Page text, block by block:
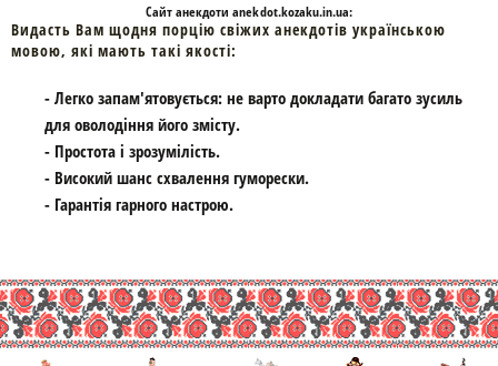
Cайтанекдоти anekdot.kozaku.in.ua:
Видасть Вам щодня порцію свіжих анекдотів українською
мовою, які мають такі якості:
- Легко запам'ятовується: не варто докладати багато зусиль
для оволодіння його змісту.
- Простота і зрозумілість.
- Високий шанс схвалення гуморески.
- Гарантія гарного настрою.